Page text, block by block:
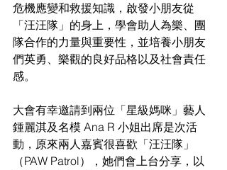
危機應變和救援知識，啟發小朋友從
「汪汪隊」的身上，學會助人為樂、團
隊合作的力量與重要性，並培養小朋友
們英勇、樂觀的良好品格以及社會責任
感。
大會有幸邀請到兩位「星級媽咪」藝人
鍾麗淇及名模 Ana R 小姐出席是次活
動，原來兩人嘉賓很喜歡「汪汪隊」
（PAW Patrol），她們會上台分享，以